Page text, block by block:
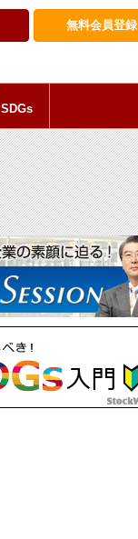
無料会員登録
SDGs